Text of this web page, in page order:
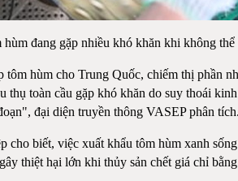
đang gặp nhiều khó khăn khi không
hùm cho Trung Quốc, chiếm thị phần
thụ toàn cầu gặp khó khăn do suy thoái
đại diện truyền thông VASEP phân tích.
cho biết, việc xuất khẩu tôm hùm xanh
thiệt hại lớn khi thủy sản chết giá chỉ